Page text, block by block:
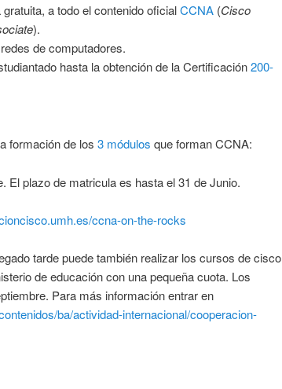
a todo el contenido oficialCCNA(Cisco
).
de computadores.
hasta la obtención de la Certificación200-
formación de los 3 módulos que forman CCNA:
El plazo de matricula es hasta el 31 de Junio.
ccna-on-the-rocks
tarde puede también realizar los cursos de cisco
de educación con una pequeña cuota. Los
Para más información entrar en
ba/actividad-internacional/cooperacion-